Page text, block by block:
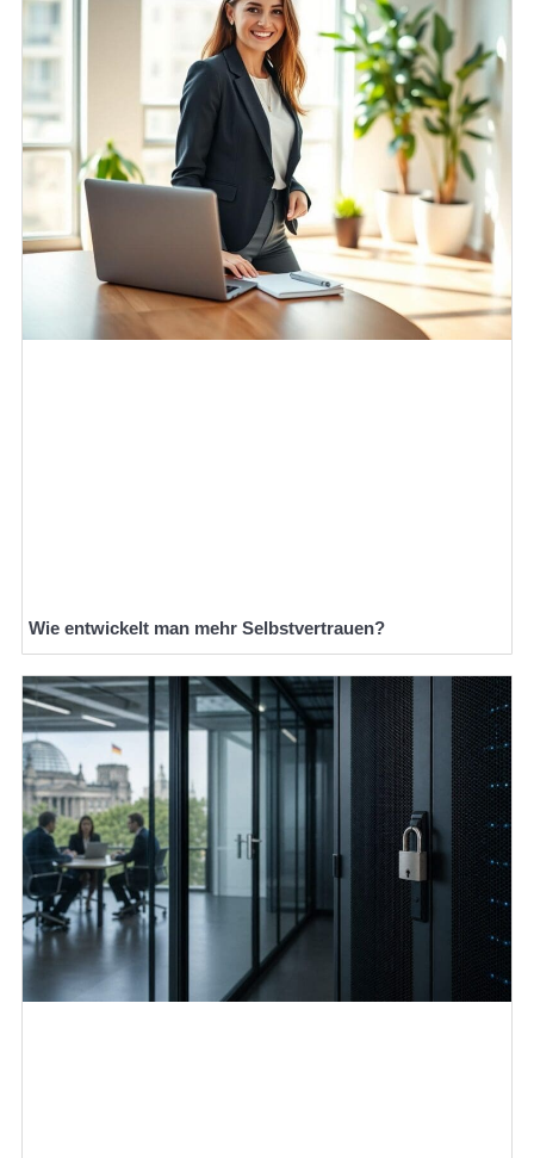
Wie entwickelt man mehr Selbstvertrauen?